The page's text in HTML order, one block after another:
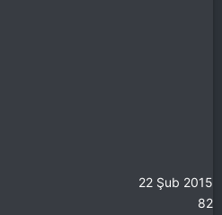
22 Şub 2015
82